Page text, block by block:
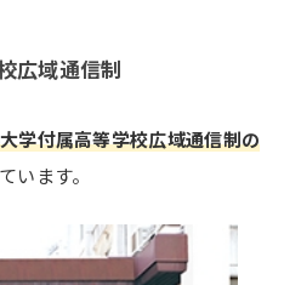
広域通信制
学付属高等学校広域通信制の
います。